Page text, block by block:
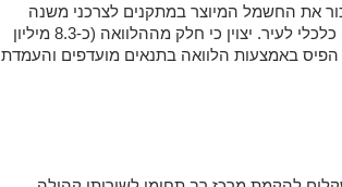
את החשמל המיוצר במתקנים לצרכני משנה
ובכך יתווסף מנוע צמיחה כלכלי לעיר. יצוין כי חלק מההלוואה (כ-8.3 מיליון
באמצעות הלוואה בתנאים מועדפים והעמדת